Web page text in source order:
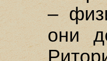
–
они